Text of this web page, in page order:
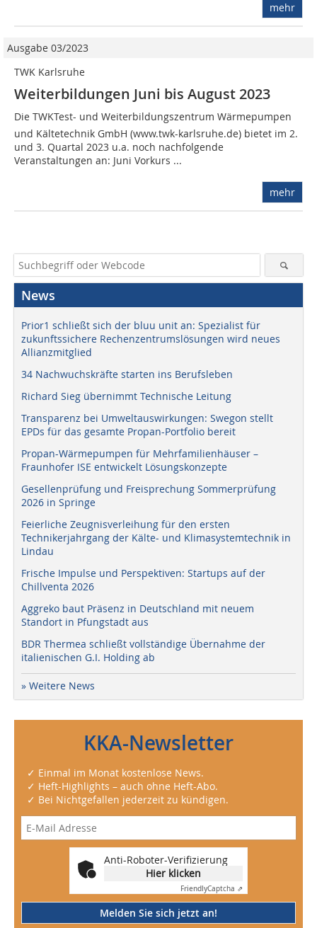
mehr
Ausgabe 03/2023
TWK Karlsruhe
Weiterbildungen Juni bis August 2023
Die TWKTest- und Weiterbildungszentrum Wärmepumpen
und Kältetechnik GmbH (www.twk-karlsruhe.de) bietet im 2.
und 3. Quartal 2023 u.a. noch nachfolgende
Veranstaltungen an: Juni Vorkurs ...
mehr
News
Prior1 schließt sich der bluu unit an: Spezialist für
zukunftssichere Rechenzentrumslösungen wird neues
Allianzmitglied
34 Nachwuchskräfte starten ins Berufsleben
Richard Sieg übernimmt Technische Leitung
Transparenz bei Umweltauswirkungen: Swegon stellt
EPDs für das gesamte Propan-Portfolio bereit
Propan-Wärmepumpen für Mehrfamilienhäuser –
Fraunhofer ISE entwickelt Lösungskonzepte
Gesellenprüfung und Freisprechung Sommerprüfung
2026 in Springe
Feierliche Zeugnisverleihung für den ersten
Technikerjahrgang der Kälte- und Klimasystemtechnik in
Lindau
Frische Impulse und Perspektiven: Startups auf der
Chillventa 2026
Aggreko baut Präsenz in Deutschland mit neuem
Standort in Pfungstadt aus
BDR Thermea schließt vollständige Übernahme der
italienischen G.I. Holding ab
» Weitere News
KKA-Newsletter
✓ Einmal im Monat kostenlose News.
✓ Heft-Highlights – auch ohne Heft-Abo.
✓ Bei Nichtgefallen jederzeit zu kündigen.
Anti-Roboter-Verifizierung
Hier klicken
FriendlyCaptcha ⇗
Melden Sie sich jetzt an!